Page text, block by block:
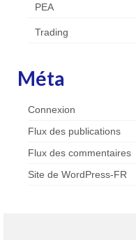
PEA
Trading
Méta
Connexion
Flux des publications
Flux des commentaires
Site de WordPress-FR